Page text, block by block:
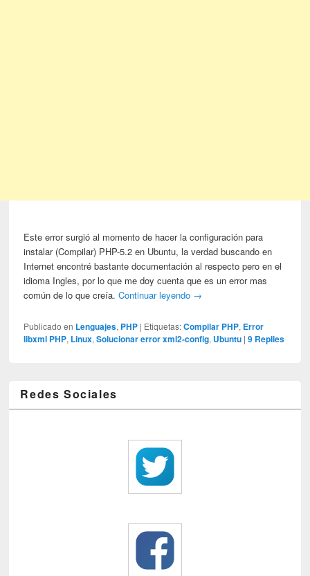
Este error surgió al momento de hacer la configuración para
instalar (Compilar) PHP-5.2 en Ubuntu, la verdad buscando en
Internet encontré bastante documentación al respecto pero en el
idioma Ingles, por lo que me doy cuenta que es un error mas
común de lo que creía.Continuar leyendo →
Publicado en Lenguajes, PHP | Etiquetas: Compilar PHP, Error
libxml PHP, Linux,Solucionar error xml2-config, Ubuntu |9 Replies
Redes Sociales